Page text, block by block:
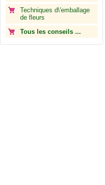
Techniques d\'emballage
de fleurs
Tous les conseils ...